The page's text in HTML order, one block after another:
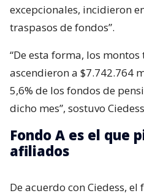
excepcionales, incidieron
traspasos de fondos”.
“De esta forma, los
ascendieron a $7.742.764
5,6% de los fondos de
dicho mes”, sostuvo
Fondo A es el que
afiliados
De acuerdo con Ciedess,